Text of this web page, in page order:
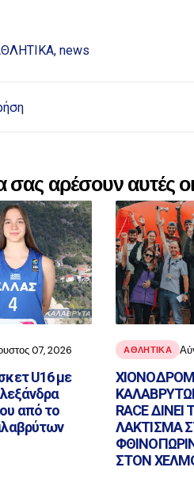
news
σας αρέσουν αυτές
07, 2026
U16 με
από το
ΑΘΛΗΤΙΚΑ
RACE
ΛΑΚΤΙΣΜΑ
ΣΤΟΝ